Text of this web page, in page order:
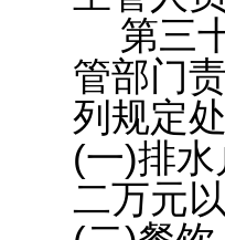
第三
管部门
列规定
(一)排
二万元